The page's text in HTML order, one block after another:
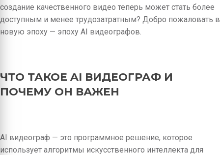
создание качественного видео теперь может стать более
доступным и менее трудозатратным? Добро пожаловать в
новую эпоху — эпоху AI видеографов.
ЧТО ТАКОЕ AI ВИДЕОГРАФ И
ПОЧЕМУ ОН ВАЖЕН
AI видеограф — это программное решение, которое
использует алгоритмы искусственного интеллекта для